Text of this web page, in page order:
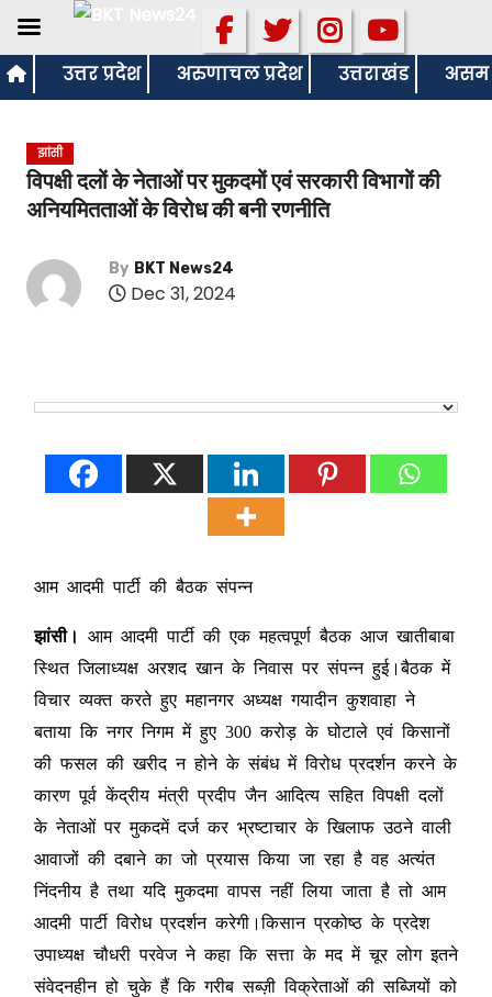
S
k
उत्तर प्रदेश अरुणाचल प्रदेश उत्तराखंड असम
झांसी
विपक्षी दलों के नेताओं पर मुकदमों एवं सरकारी विभागों की
अनियमितताओं के विरोध की बनी रणनीति
By BKT News24
Dec 31, 2024
आम आदमी पार्टी की बैठक संपन्न
झांसी।
आम आदमी पार्टी की एक महत्वपूर्ण बैठक आज खातीबाबा
स्थित जिलाध्यक्ष अरशद खान के निवास पर संपन्न हुई।बैठक में
विचार व्यक्त करते हुए महानगर अध्यक्ष गयादीन कुशवाहा ने
बताया कि नगर निगम में हुए 300 करोड़ के घोटाले एवं किसानों
की फसल की खरीद न होने के संबंध में विरोध प्रदर्शन करने के
कारण पूर्व केंद्रीय मंत्री प्रदीप जैन आदित्य सहित विपक्षी दलों
के नेताओं पर मुकदमें दर्ज कर भ्रष्टाचार के खिलाफ उठने वाली
आवाजों की दबाने का जो प्रयास किया जा रहा है वह अत्यंत
निंदनीय है तथा यदि मुकदमा वापस नहीं लिया जाता है तो आम
आदमी पार्टी विरोध प्रदर्शन करेगी।किसान प्रकोष्ठ के प्रदेश
उपाध्यक्ष चौधरी परवेज ने कहा कि सत्ता के मद में चूर लोग इतने
संवेदनहीन हो चुके हैं कि गरीब सब्ज़ी विक्रेताओं की सब्जियों को